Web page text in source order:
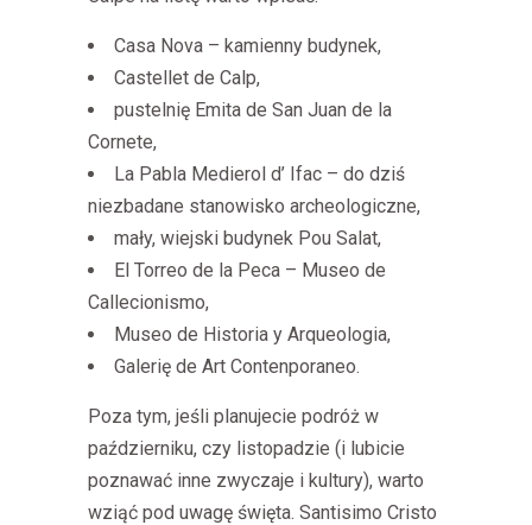
Casa Nova – kamienny budynek,
Castellet de Calp,
pustelnię Emita de San Juan de la
Cornete,
La Pabla Medierol d’ Ifac – do dziś
niezbadane stanowisko archeologiczne,
mały, wiejski budynek Pou Salat,
El Torreo de la Peca – Museo de
Callecionismo,
Museo de Historia y Arqueologia,
Galerię de Art Contenporaneo.
Poza tym, jeśli planujecie podróż w
październiku, czy listopadzie (i lubicie
poznawać inne zwyczaje i kultury), warto
wziąć pod uwagę święta. Santisimo Cristo